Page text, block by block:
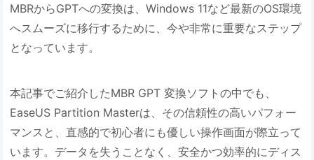
MBRからGPTへの変換は、Windows 11など最新のOS環境
へスムーズに移行するために、今や非常に重要なステップ
となっています。
本記事でご紹介したMBR GPT 変換ソフトの中でも、
EaseUS Partition Masterは、その信頼性の高いパフォー
マンスと、直感的で初心者にも優しい操作画面が際立って
います。データを失うことなく、安全かつ効率的にディス